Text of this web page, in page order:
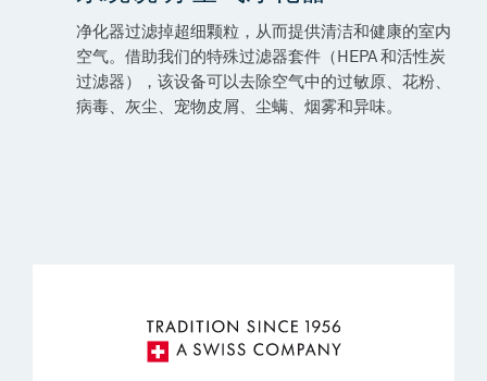
净化器过滤掉超细颗粒，从而提供清洁和健康的室内
空气。借助我们的特殊过滤器套件（HEPA 和活性炭
过滤器），该设备可以去除空气中的过敏原、花粉、
病毒、灰尘、宠物皮屑、尘螨、烟雾和异味。